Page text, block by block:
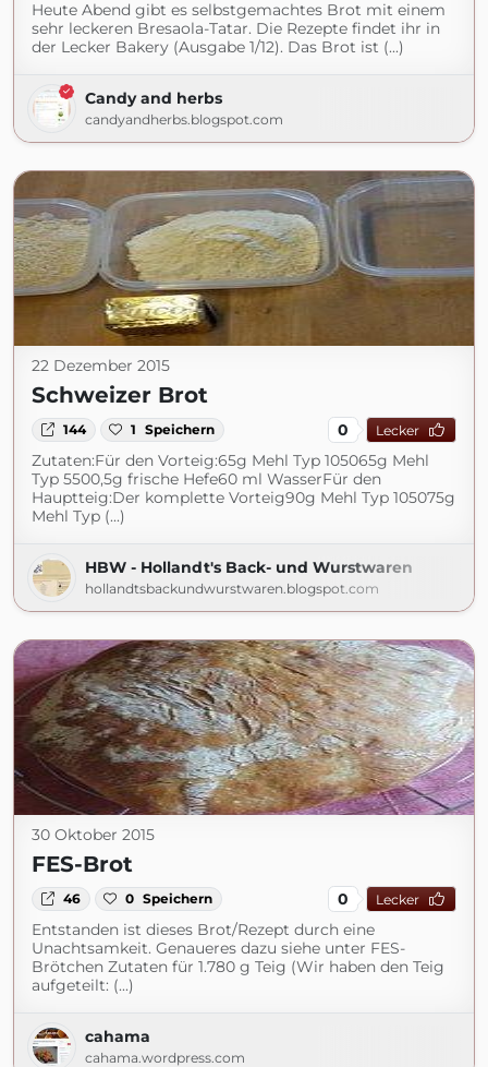
Heute Abend gibt es selbstgemachtes Brot mit einem
sehr leckeren Bresaola-Tatar. Die Rezepte findet ihr in
der Lecker Bakery (Ausgabe 1/12). Das Brot ist (...)
Candy and herbs
candyandherbs.blogspot.com
22 Dezember 2015
Schweizer Brot
144 1 Speichern 0 Lecker
Zutaten:Für den Vorteig:65g Mehl Typ 105065g Mehl
Typ 5500,5g frische Hefe60 ml WasserFür den
Hauptteig:Der komplette Vorteig90g Mehl Typ 105075g
Mehl Typ (...)
HBW - Hollandt's Back- und Wurstwaren
hollandtsbackundwurstwaren.blogspot.com
30 Oktober 2015
FES-Brot
46 0 Speichern 0 Lecker
Entstanden ist dieses Brot/Rezept durch eine
Unachtsamkeit. Genaueres dazu siehe unter FES-
Brötchen Zutaten für 1.780 g Teig (Wir haben den Teig
aufgeteilt: (...)
cahama
cahama.wordpress.com